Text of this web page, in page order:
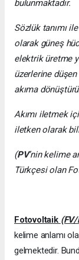
bulunmaktadır.
Sözlük tanımı ile
olarak güneş
elektrik üretme
üzerlerine düşen
akıma
Akımı iletmek
iletken olarak
(PV’nin kelime
Türkçesi olan
Fotovoltaik
kelime anlamı
gelmektedir.